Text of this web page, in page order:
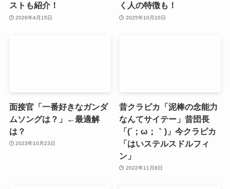
ストも紹介！
2026年4月15日
く人の特徴も！
2025年10月10日
面接官「一番好きなガンダ
ムソングは？」←最適解
は？
2023年10月23日
昔クラピカ「泥棒の念能力
なんてサイテー」昔団長
「(´；ω；｀)」今クラピカ
「はいステルスドルフィ
ン」
2022年11月8日